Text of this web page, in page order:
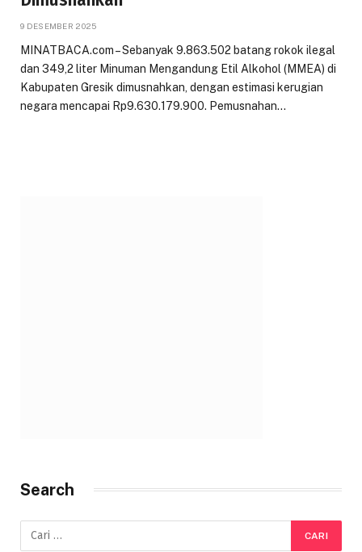
9 DESEMBER 2025
MINATBACA.com – Sebanyak 9.863.502 batang rokok ilegal
dan 349,2 liter Minuman Mengandung Etil Alkohol (MMEA) di
Kabupaten Gresik dimusnahkan, dengan estimasi kerugian
negara mencapai Rp9.630.179.900. Pemusnahan…
Search